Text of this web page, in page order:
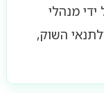
מנהלי
השוק,